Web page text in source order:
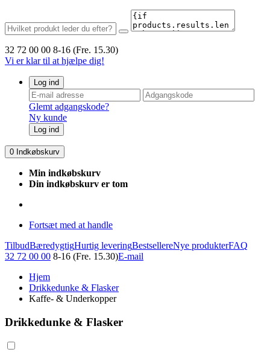
32 72 00 00 8-16 (Fre. 15.30)
Vi er klar til at hjælpe dig!
Log ind
Glemt adgangskode?
Ny kunde
Log ind
0 Indkøbskurv
Min indkøbskurv
Din indkøbskurv er tom
Fortsæt med at handle
TilbudBæredygtigHurtig leveringBestsellereNye produkterFAQ
32 72 00 00 8-16 (Fre. 15.30)E-mail
Hjem
Drikkedunke & Flasker
Kaffe- & Underkopper
Drikkedunke & Flasker